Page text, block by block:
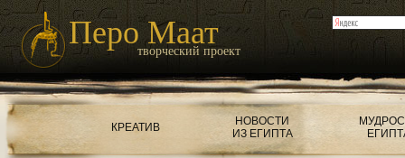
Перо Маат
творческий проект
КРЕАТИВ
НОВОСТИ
ИЗ ЕГИПТА